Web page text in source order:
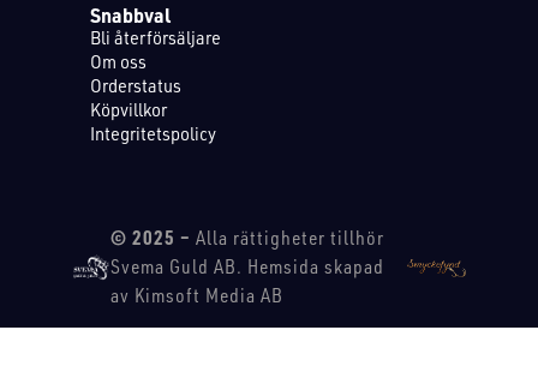
Snabbval
Bli återförsäljare
Om oss
Orderstatus
Köpvillkor
Integritetspolicy
© 2025 – Alla rättigheter tillhör
Svema Guld AB. Hemsida skapad
av Kimsoft Media AB